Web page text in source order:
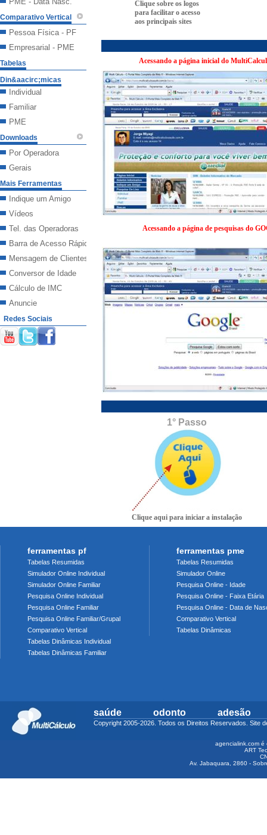
Comparativo Vertical
Pessoa Física - PF
Empresarial - PME
Tabelas
Din&aacirc;micas
Individual
Familiar
PME
Downloads
Por Operadora
Gerais
Mais Ferramentas
Indique um Amigo
Vídeos
Tel. das Operadoras
Barra de Acesso Rápido
Mensagem de Clientes
Conversor de Idade
Cálculo de IMC
Anuncie
Redes Sociais
Clique sobre os logos
para facilitar o acesso
aos principais sites
Acessando a página inicial do
Acessando a página de pesquisas do
1° Passo
Clique aqui para iniciar a instalação
ferramentas pf
Tabelas Resumidas
Simulador Online Individual
Simulador Online Familiar
Pesquisa Online Individual
Pesquisa Online Familiar
Pesquisa Online Familiar/Grupal
Comparativo Vertical
Tabelas Dinâmicas Individual
Tabelas Dinâmicas Familiar
ferramentas pme
Tabelas Resumidas
Simulador Online
Pesquisa Online - Idade
Pesquisa Online - Faixa Etária
Pesquisa Online - Data de
Comparativo Vertical
Tabelas Dinâmicas
saúde odonto adesão
Copyright 2005-2026. Todos os Direitos Reservados. Site
agencialink.com
ART
Av. Jabaquara, 2860 -